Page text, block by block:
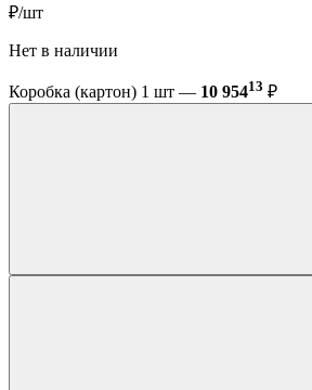
₽/шт
Нет в наличии
Коробка (картон) 1 шт — 10 95413 ₽